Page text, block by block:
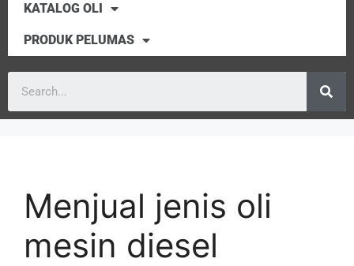
KATALOG OLI
PRODUK PELUMAS
Menjual jenis oli
mesin diesel